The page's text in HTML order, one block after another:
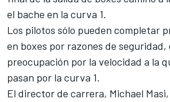
el bache en la curva 1.
Los pilotos sólo pueden completar
en boxes por razones de seguridad,
preocupación por la velocidad a la
pasan por la curva 1.
El director de carrera, Michael